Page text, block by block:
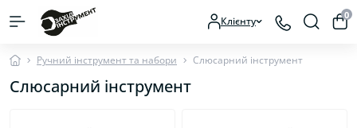
Клієнту 0
Ручний інструмент та набори Слюсарний інструмент
Слюсарний інструмент